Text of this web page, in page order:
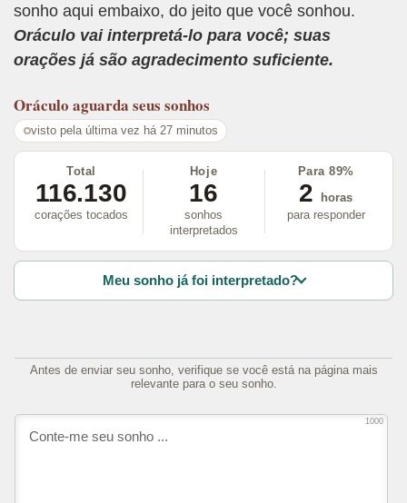
sonho aqui embaixo, do jeito que você sonhou.
Oráculo vai interpretá-lo para você; suas
orações já são agradecimento suficiente.
Oráculo aguarda seus sonhos
visto pela última vez há 27 minutos
Total
116.130
corações tocados
Hoje
16
sonhos
interpretados
Para 89%
2
horas
para responder
Meu sonho já foi interpretado?
Antes de enviar seu sonho, verifique se você está na página mais
relevante para o seu sonho.
1000